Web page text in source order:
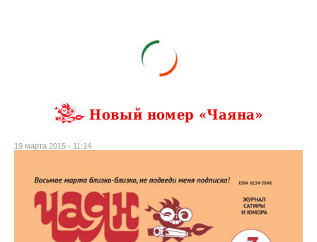
Новый номер «Чаяна»
19 марта 2015 - 11:14